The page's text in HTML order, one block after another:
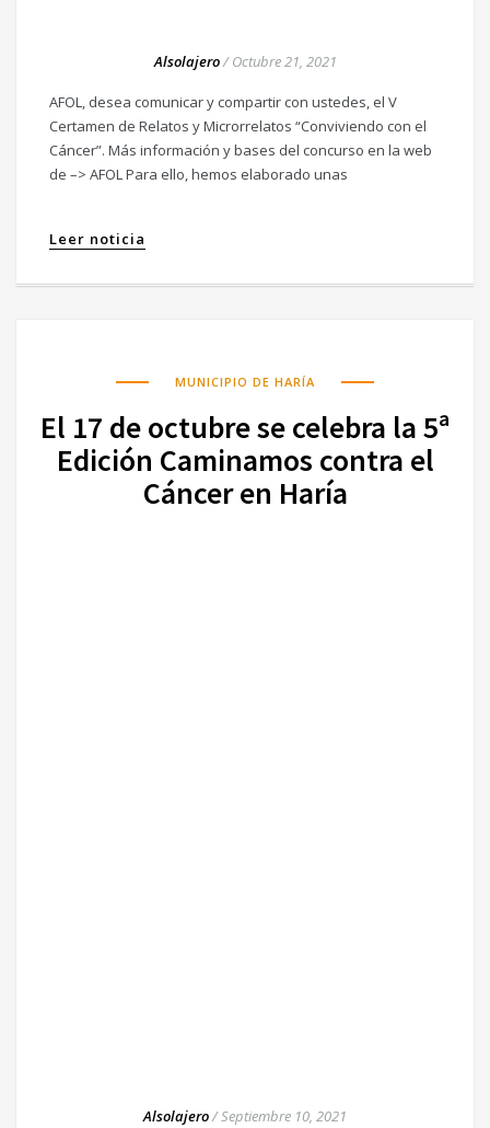
Alsolajero/Octubre 21, 2021
AFOL, desea comunicar y compartir con ustedes, el V
Certamen de Relatos y Microrrelatos “Conviviendo con el
Cáncer”. Más información y bases del concurso en la web
de –> AFOL Para ello, hemos elaborado unas
Leer noticia
MUNICIPIO DE HARÍA
El 17 de octubre se celebra la 5ª
Edición Caminamos contra el
Cáncer en Haría
Alsolajero/Septiembre 10, 2021